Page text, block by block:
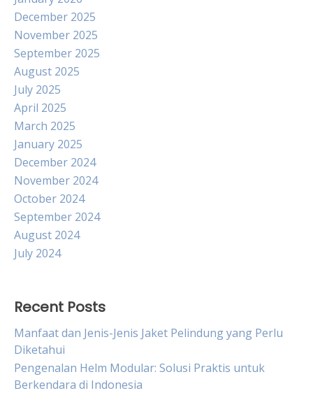
December 2025
November 2025
September 2025
August 2025
July 2025
April 2025
March 2025
January 2025
December 2024
November 2024
October 2024
September 2024
August 2024
July 2024
Recent Posts
Manfaat dan Jenis-Jenis Jaket Pelindung yang Perlu
Diketahui
Pengenalan Helm Modular: Solusi Praktis untuk
Berkendara di Indonesia